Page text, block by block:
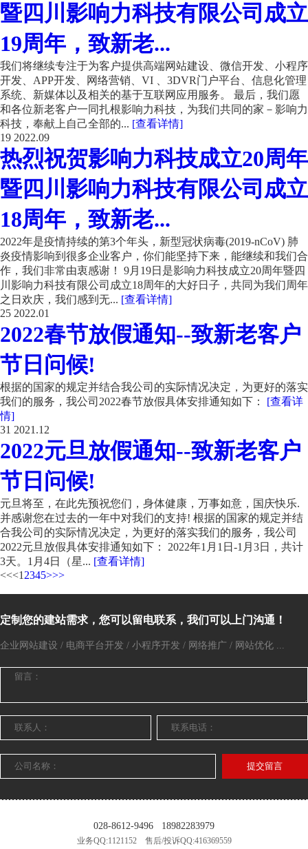
暨四川影响力科技有限公司成立
19周年，致新老...
我们将继续专注于为客户提供高端网站建设、微信开发、小程序
开发、APP开发、网络营销、VI 、3DVR门户平台、信息化管理
系统、新媒体以及相关的基于互联网应用服务。 最后，我们愿
和各位新老客户一同扎根影响力科技，为我们共同的家－影响力
科技，奉献上自己全部的... [查看详情]
19 2022.09
热烈祝贺影响力科技成立20周年
暨四川影响力科技有限公司成立
18周年，致新老...
2022年是疫情持续的第3个年头，新型冠状病毒(2019-nCoV) 肺
炎疫情影响到很多企业客户，你们能坚持下来，能继续和我们合
作，我们非常由衷感谢！ 9月19日是影响力科技成立20周年暨四
川影响力科技有限公司成立18周年的大好日子，共同为我们周年
之日欢庆，我们感到无... [查看详情]
25 2022.01
2022春节放假通知--致新老客户
节日问候!
根据的国家的规定并结合我公司的实际情况决定，为更好的落实
我们的服务，我公司2022春节放假具体安排通知如下： [查看详
情]
31 2021.12
2022元旦放假通知--致新老客户
节日问候!
元旦将至，在此先预祝您们，身体健康，万事如意，国庆快乐.
并感谢您在过去的一年中对我们的支持! 根据的国家的规定并结
合我公司的实际情况决定，为更好的落实我们的服务，我公司
2022元旦放假具体安排通知如下： 2022年1月1日-1月3日，共计
3天。1月4日（星... [查看详情]
<<<1 2345>>>
定制您的建站需求，您可以留电联系，我们可以上门沟通！
企业网站建设 / 电商平台开发 / 小程序开发 / 网络推广 / 网站优化 ...
提交留言
028-8612-9496 18982283979
业务QQ:1121152 售后/投诉QQ:416369559